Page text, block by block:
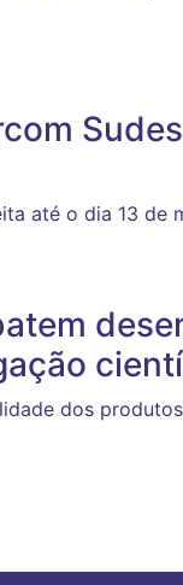
até o dia 13 de
dos